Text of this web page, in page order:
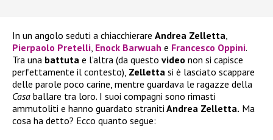
In un angolo seduti a chiacchierare Andrea Zelletta,
Pierpaolo Pretelli, Enock Barwuah e Francesco Oppini.
Tra una battuta e l’altra (da questo video non si capisce
perfettamente il contesto), Zelletta si è lasciato scappare
delle parole poco carine, mentre guardava le ragazze della
Casa ballare tra loro. I suoi compagni sono rimasti
ammutoliti e hanno guardato straniti Andrea Zelletta. Ma
cosa ha detto? Ecco quanto segue: